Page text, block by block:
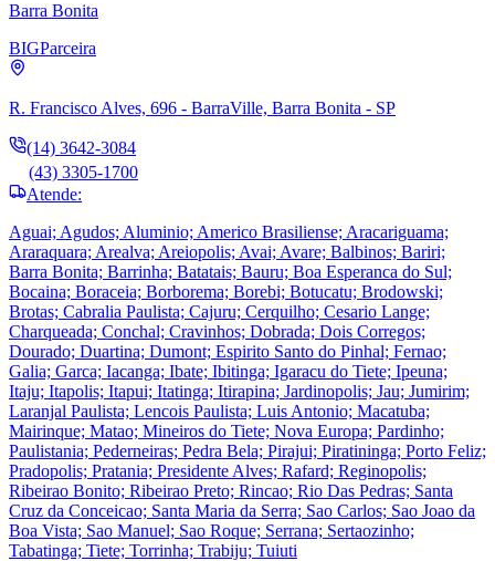
Barra Bonita
BIGParceira
R. Francisco Alves, 696 - BarraVille, Barra Bonita - SP
(14) 3642-3084
(43) 3305-1700
Atende:
Aguai; Agudos; Aluminio; Americo Brasiliense; Aracariguama;
Araraquara; Arealva; Areiopolis; Avai; Avare; Balbinos; Bariri;
Barra Bonita; Barrinha; Batatais; Bauru; Boa Esperanca do Sul;
Bocaina; Boraceia; Borborema; Borebi; Botucatu; Brodowski;
Brotas; Cabralia Paulista; Cajuru; Cerquilho; Cesario Lange;
Charqueada; Conchal; Cravinhos; Dobrada; Dois Corregos;
Dourado; Duartina; Dumont; Espirito Santo do Pinhal; Fernao;
Galia; Garca; Iacanga; Ibate; Ibitinga; Igaracu do Tiete; Ipeuna;
Itaju; Itapolis; Itapui; Itatinga; Itirapina; Jardinopolis; Jau; Jumirim;
Laranjal Paulista; Lencois Paulista; Luis Antonio; Macatuba;
Mairinque; Matao; Mineiros do Tiete; Nova Europa; Pardinho;
Paulistania; Pederneiras; Pedra Bela; Pirajui; Piratininga; Porto Feliz;
Pradopolis; Pratania; Presidente Alves; Rafard; Reginopolis;
Ribeirao Bonito; Ribeirao Preto; Rincao; Rio Das Pedras; Santa
Cruz da Conceicao; Santa Maria da Serra; Sao Carlos; Sao Joao da
Boa Vista; Sao Manuel; Sao Roque; Serrana; Sertaozinho;
Tabatinga; Tiete; Torrinha; Trabiju; Tuiuti